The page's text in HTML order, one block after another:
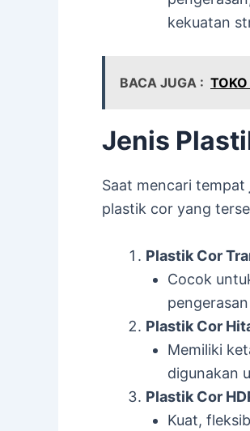
kekuatan
BACA JUGA :
Jenis
Saat mencari tempat
plastik cor yang
Plastik Cor
Cocok
Plastik Cor
Memiliki
digunakan
Plastik Cor
Kuat,